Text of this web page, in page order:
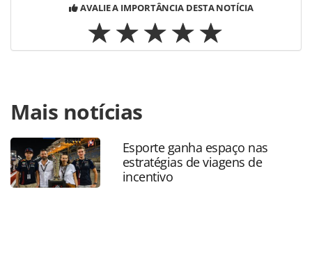
AVALIE A IMPORTÂNCIA DESTA NOTÍCIA
https://www.panrotas.com.br/beflyesg/sustentabilidade/
de-massa-acoes-mitigatorias-e-o-papel-da-
industria_218640.html ou as ferramentas oferecidas na
página. Todo o conteúdo produzido pela PANROTAS
Editora é protegido pela legislação brasileira sobre direito
autoral. Não reproduza o conteúdo sem autorização da
Mais notícias
Esporte ganha espaço nas
estratégias de viagens de
incentivo